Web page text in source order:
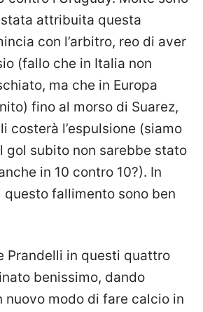
attribuita questa
con l’arbitro, reo di aver
(fallo che in Italia non
ma che in Europa
fino al morso di Suarez,
costerà l’espulsione (siamo
gol subito non sarebbe stato
in 10 contro 10?). In
fallimento sono ben
Prandelli in questi quattro
benissimo, dando
nuovo modo di fare calcio in